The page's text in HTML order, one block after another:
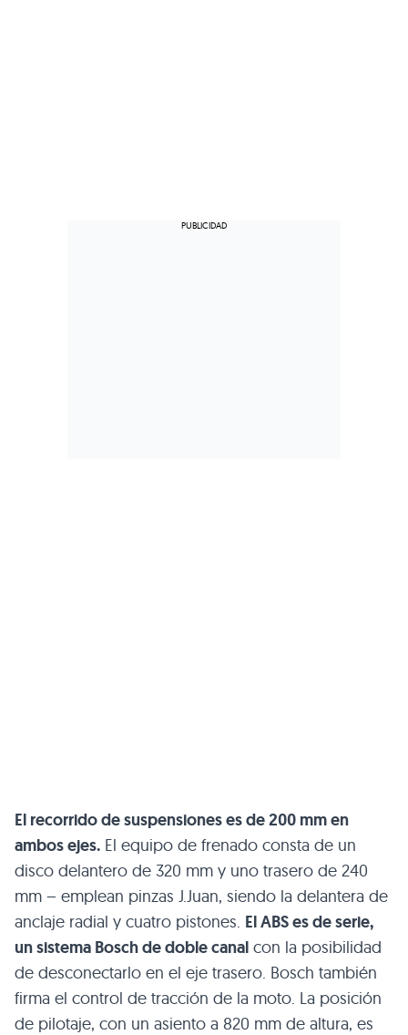
El recorrido de suspensiones es de 200 mm en
ambos ejes. El equipo de frenado consta de un
disco delantero de 320 mm y uno trasero de 240
mm – emplean pinzas J.Juan, siendo la delantera de
anclaje radial y cuatro pistones. El ABS es de serie,
un sistema Bosch de doble canal con la posibilidad
de desconectarlo en el eje trasero. Bosch también
firma el control de tracción de la moto. La posición
de pilotaje, con un asiento a 820 mm de altura, es